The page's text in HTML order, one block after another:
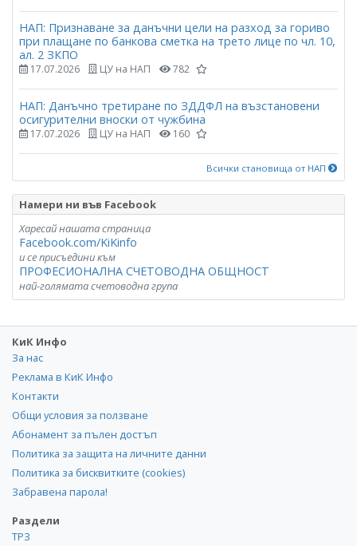
НАП: Признаване за данъчни цели на разход за гориво
при плащане по банкова сметка на трето лице по чл. 10,
ал. 2 ЗКПО
17.07.2026 ЦУ на НАП 782
НАП: Данъчно третиране по ЗДДФЛ на възстановени
осигурителни вноски от чужбина
17.07.2026 ЦУ на НАП 160
Всички становища от НАП
Намери ни във Facebook
Харесай нашата страница
Facebook.com/KiKinfo
и се присъедини към
ПРОФЕСИОНАЛНА СЧЕТОВОДНА ОБЩНОСТ
най-голямата счетоводна група
КиК Инфо
За нас
Реклама в КиК Инфо
Контакти
Общи условия за ползване
Абонамент за пълен достъп
Политика за защита на личните данни
Политика за бисквитките (cookies)
Забравена парола!
Раздели
ТРЗ